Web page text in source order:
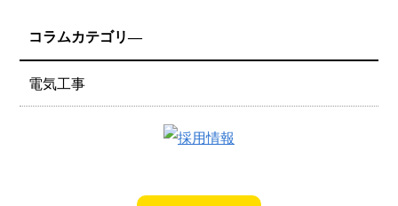
コラムカテゴリ―
電気工事